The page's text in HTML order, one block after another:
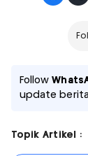
Follow
update
Topik Artikel :